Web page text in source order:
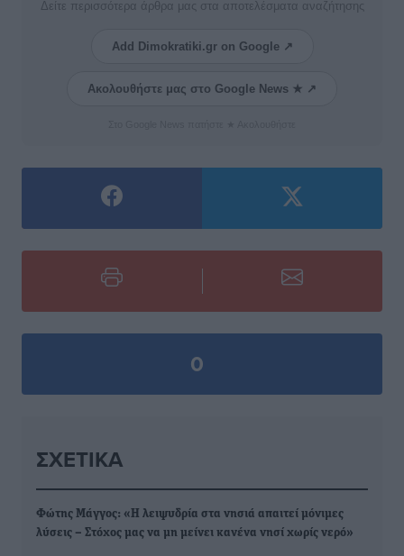
Δείτε περισσότερα άρθρα μας στα αποτελέσματα αναζήτησης
Add Dimokratiki.gr on Google ↗
Ακολουθήστε μας στο Google News ★ ↗
0
ΣΧΕΤΙΚΆ
Φώτης Μάγγος: «Η λειψυδρία στα νησιά απαιτεί μόνιμες
λύσεις – Στόχος μας να μη μείνει κανένα νησί χωρίς νερό»